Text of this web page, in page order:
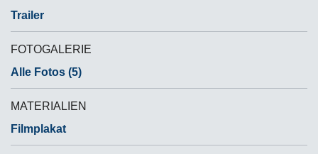
Trailer
FOTOGALERIE
Alle Fotos (5)
MATERIALIEN
Filmplakat